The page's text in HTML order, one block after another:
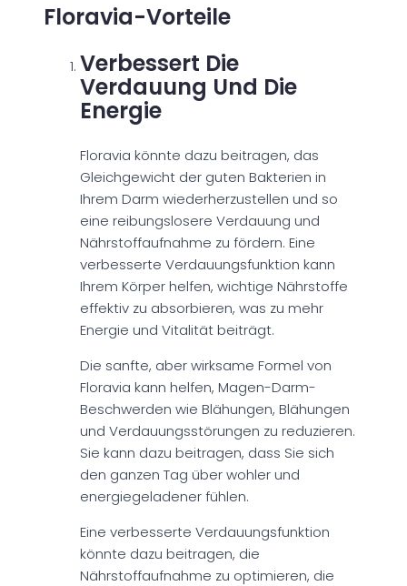
Floravia-Vorteile
Verbessert Die
Verdauung Und Die
Energie
Floravia könnte dazu beitragen, das
Gleichgewicht der guten Bakterien in
Ihrem Darm wiederherzustellen und so
eine reibungslosere Verdauung und
Nährstoffaufnahme zu fördern. Eine
verbesserte Verdauungsfunktion kann
Ihrem Körper helfen, wichtige Nährstoffe
effektiv zu absorbieren, was zu mehr
Energie und Vitalität beiträgt.
Die sanfte, aber wirksame Formel von
Floravia kann helfen, Magen-Darm-
Beschwerden wie Blähungen, Blähungen
und Verdauungsstörungen zu reduzieren.
Sie kann dazu beitragen, dass Sie sich
den ganzen Tag über wohler und
energiegeladener fühlen.
Eine verbesserte Verdauungsfunktion
könnte dazu beitragen, die
Nährstoffaufnahme zu optimieren, die